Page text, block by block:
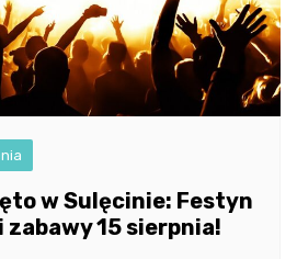
w Sulęcinie: Festyn
zabawy 15 sierpnia!